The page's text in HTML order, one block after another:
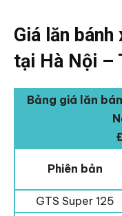
Giá lăn
tại Hà Nội –
Bảng giá lăn
Phiên bản
GTS Super 125